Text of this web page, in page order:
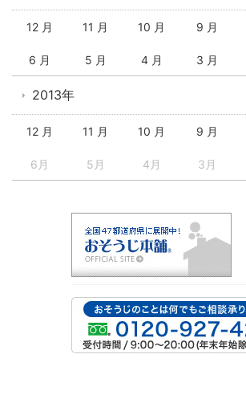
12 月 11 月 10 月 9 月
6 月 5 月 4 月 3 月
2013年
12 月 11 月 10 月 9 月
6月 5月 4月 3月